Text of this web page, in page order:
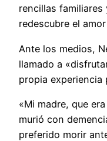
rencillas familiares
redescubre el
Ante los medios,
llamado a
propia experiencia
«Mi madre, que
murió con
preferido morir